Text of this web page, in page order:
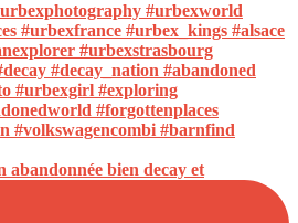
abandonnée bien decay et